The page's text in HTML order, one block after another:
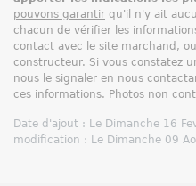
pouvons garantir qu'il n'y ait
chacun de vérifier les
contact avec le site marchand,
constructeur. Si vous constatez
nous le signaler en nous
ces informations. Photos non
Date d'ajout : Le Dimanche 16
modification : Le Dimanche 09